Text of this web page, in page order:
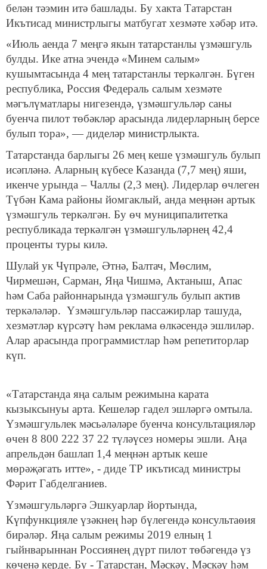
белән тәэмин итә башлады. Бу хакта Татарстан
Икътисад министрлыгы матбугат хезмәте хәбәр итә.
«Июль аенда 7 меңгә якын татарстанлы үзмәшгуль
булды. Ике атна эчендә «Минем салым»
кушымтасында 4 мең татарстанлы теркәлгән. Бүген
республика, Россия Федераль салым хезмәте
мәгълүматлары нигезендә, үзмәшгульләр саны
буенча пилот төбәкләр арасында лидерларның берсе
булып тора», — диделәр министрлыкта.
Татарстанда барлыгы 26 мең кеше үзмәшгуль булып
исәпләнә. Аларның күбесе Казанда (7,7 мең) яши,
икенче урында – Чаллы (2,3 мең). Лидерлар өчлеген
Түбән Кама районы йомгаклый, анда меңнән артык
үзмәшгуль теркәлгән. Бу өч муниципалитетка
республикада теркәлгән үзмәшгульләрнең 42,4
проценты туры килә.
Шулай ук Чүпрәле, Әтнә, Балтач, Мөслим,
Чирмешән, Сарман, Яңа Чишмә, Актаныш, Апас
һәм Саба районнарында үзмәшгуль булып актив
теркәләләр. Үзмәшгульләр пассажирлар ташуда,
хезмәтләр күрсәтү һәм реклама өлкәсендә эшлиләр.
Алар арасында программистлар һәм репетиторлар
күп.
«Татарстанда яңа салым режимына карата
кызыксынуы арта. Кешеләр гадел эшләргә омтыла.
Үзмәшгульлек мәсьәләләре буенча консультацияләр
өчен 8 800 222 37 22 түләүсез номеры эшли. Аңа
апрельдән башлап 1,4 меңнән артык кеше
мөрәҗәгать итте», - диде ТР икътисад министры
Фәрит Габделганиев.
Үзмәшгульләргә Эшкуарлар йортында,
Күпфункцияле үзәкнең һәр бүлегендә консультаөия
бирәләр. Яңа салым режимы 2019 елның 1
гыйнварыннан Россиянең дүрт пилот төбәгендә үз
көченә керде. Бу - Татарстан, Мәскәү, Мәскәү һәм